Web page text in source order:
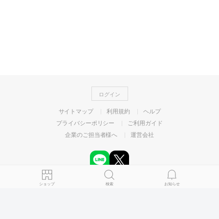
ショップ 検索 お知らせ
ログイン
サイトマップ 利用規約
ヘルプ
プライバシーポリシー
ご利用ガイド
企業のご担当者様へ
運営会社
LY Corporation